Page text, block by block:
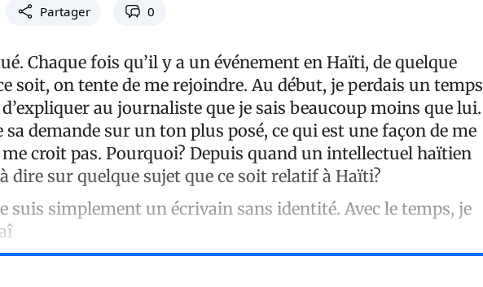
Partager 0
Chaque fois qu’il y a un événement en Haïti, de quelque
soit, on tente de me rejoindre. Au début, je perdais un temps
au journaliste que je sais beaucoup moins que lui.
demande sur un ton plus posé, ce qui est une façon de me
me croit pas. Pourquoi? Depuis quand un intellectuel haïtien
dire sur quelque sujet que ce soit relatif à Haïti?
suis simplement un écrivain sans identité. Avec le temps, je